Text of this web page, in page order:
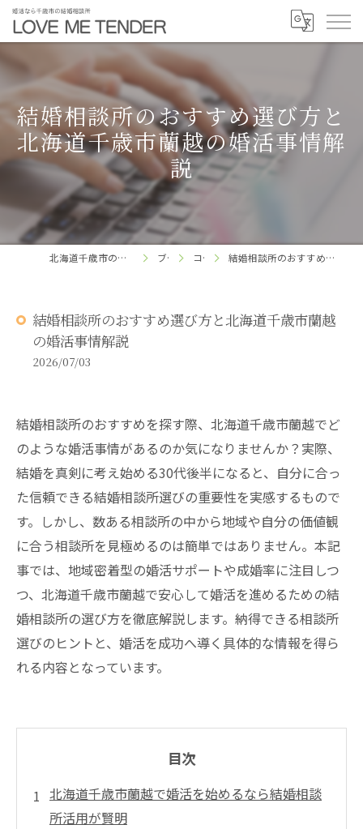
結婚相談所のおすすめ選び方と
北海道千歳市蘭越の婚活事情解
説
北海道千歳市の結婚相談所ならLOVE ME TENDER ブログ コラム 結婚相談所のおすすめ選び方と北海道千歳市蘭越の婚活事情解説
結婚相談所のおすすめ選び方と北海道千歳市蘭越
の婚活事情解説
2026/07/03
結婚相談所のおすすめを探す際、北海道千歳市蘭越でど
のような婚活事情があるのか気になりませんか？実際、
結婚を真剣に考え始める30代後半になると、自分に合っ
た信頼できる結婚相談所選びの重要性を実感するもので
す。しかし、数ある相談所の中から地域や自分の価値観
に合う相談所を見極めるのは簡単ではありません。本記
事では、地域密着型の婚活サポートや成婚率に注目しつ
つ、北海道千歳市蘭越で安心して婚活を進めるための結
婚相談所の選び方を徹底解説します。納得できる相談所
選びのヒントと、婚活を成功へ導く具体的な情報を得ら
れる内容となっています。
目次
北海道千歳市蘭越で婚活を始めるなら結婚相談
所活用が賢明